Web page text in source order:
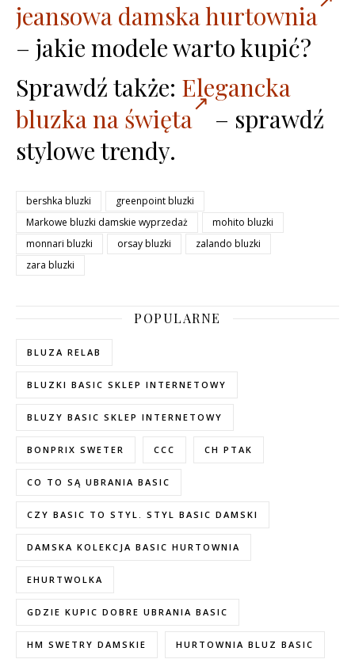
jeansowa damska hurtownia
– jakie modele warto kupić?
Sprawdź także: Elegancka
bluzka na święta
– sprawdź
stylowe trendy.
bershka bluzki
greenpoint bluzki
Markowe bluzki damskie wyprzedaż
mohito bluzki
monnari bluzki
orsay bluzki
zalando bluzki
zara bluzki
POPULARNE
BLUZA RELAB
BLUZKI BASIC SKLEP INTERNETOWY
BLUZY BASIC SKLEP INTERNETOWY
BONPRIX SWETER CCC CH PTAK
CO TO SĄ UBRANIA BASIC
CZY BASIC TO STYL. STYL BASIC DAMSKI
DAMSKA KOLEKCJA BASIC HURTOWNIA
EHURTWOLKA
GDZIE KUPIC DOBRE UBRANIA BASIC
HM SWETRY DAMSKIE HURTOWNIA BLUZ BASIC